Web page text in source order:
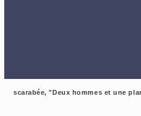
scarabée, "Deux hommes et une